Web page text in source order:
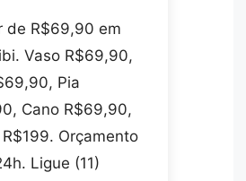
de R$69,90 em
Vaso R$69,90,
Pia
Cano R$69,90,
Orçamento
Ligue (11)